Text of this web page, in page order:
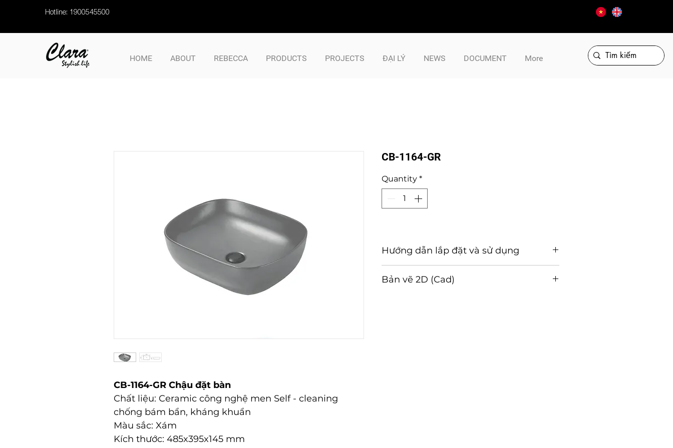
Hotline: 1900545500
HOME ABOUT REBECCA PRODUCTS PROJECTS ĐẠI LÝ NEWS DOCUMENT More
CB-1164-GR Chậu đặt bàn
Chất liệu: Ceramic công nghệ men Self - cleaning
chống bám bẩn, kháng khuẩn
Màu sắc: Xám
Kích thước: 485x395x145 mm
CB-1164-GR
Quantity *
Hướng dẫn lắp đặt và sử dụng
Bản vẽ 2D (Cad)